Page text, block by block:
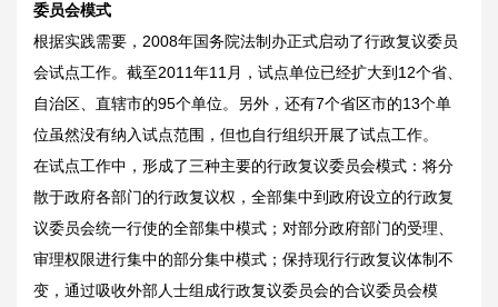
委员会模式
根据实践需要，2008年国务院法制办正式启动了行政复议委员
会试点工作。截至2011年11月，试点单位已经扩大到12个省、
自治区、直辖市的95个单位。另外，还有7个省区市的13个单
位虽然没有纳入试点范围，但也自行组织开展了试点工作。
在试点工作中，形成了三种主要的行政复议委员会模式：将分
散于政府各部门的行政复议权，全部集中到政府设立的行政复
议委员会统一行使的全部集中模式；对部分政府部门的受理、
审理权限进行集中的部分集中模式；保持现行行政复议体制不
变，通过吸收外部人士组成行政复议委员会的合议委员会模